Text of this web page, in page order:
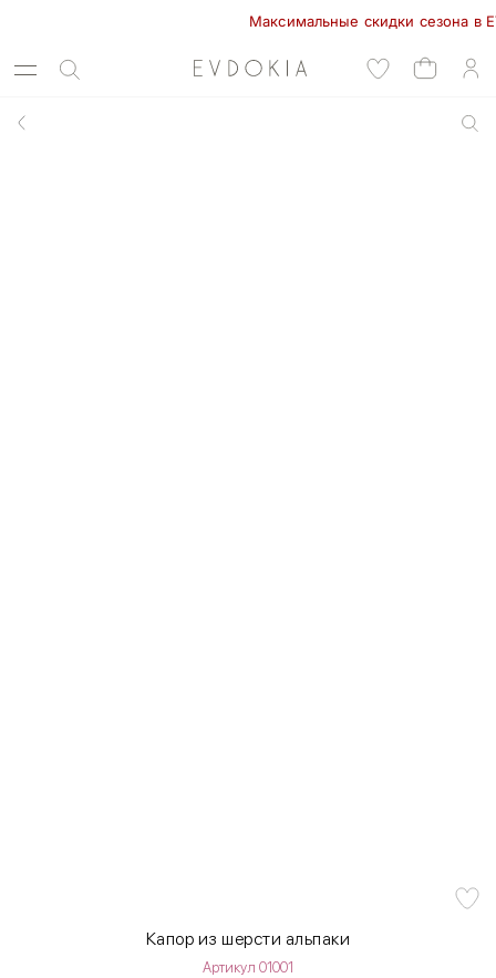
Максимальные скидки сезона в
Капор из шерсти альпаки
Артикул 01001